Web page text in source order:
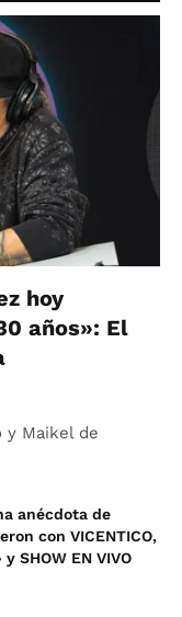
hoy
años»: El
y Maikel de
anécdota de
con VICENTICO,
SHOW EN VIVO